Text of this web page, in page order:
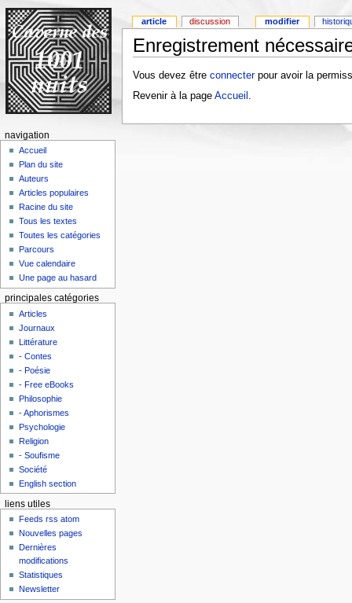
Enregistrement
Vous devez être connecterpour avoir la
Revenir à la page Accueil
article discussion modifier
navigation
Accueil
Plan du site
Auteurs
Articles populaires
Racine du site
Tous les textes
Toutes les catégories
Parcours
Vue calendaire
Une page au hasard
principales catégories
Articles
Journaux
Littérature
- Contes
- Poésie
- Free eBooks
Philosophie
- Aphorismes
Psychologie
Religion
- Soufisme
Société
English section
liens utiles
Feeds rss atom
Nouvelles pages
Dernières
modifications
Statistiques
Newsletter